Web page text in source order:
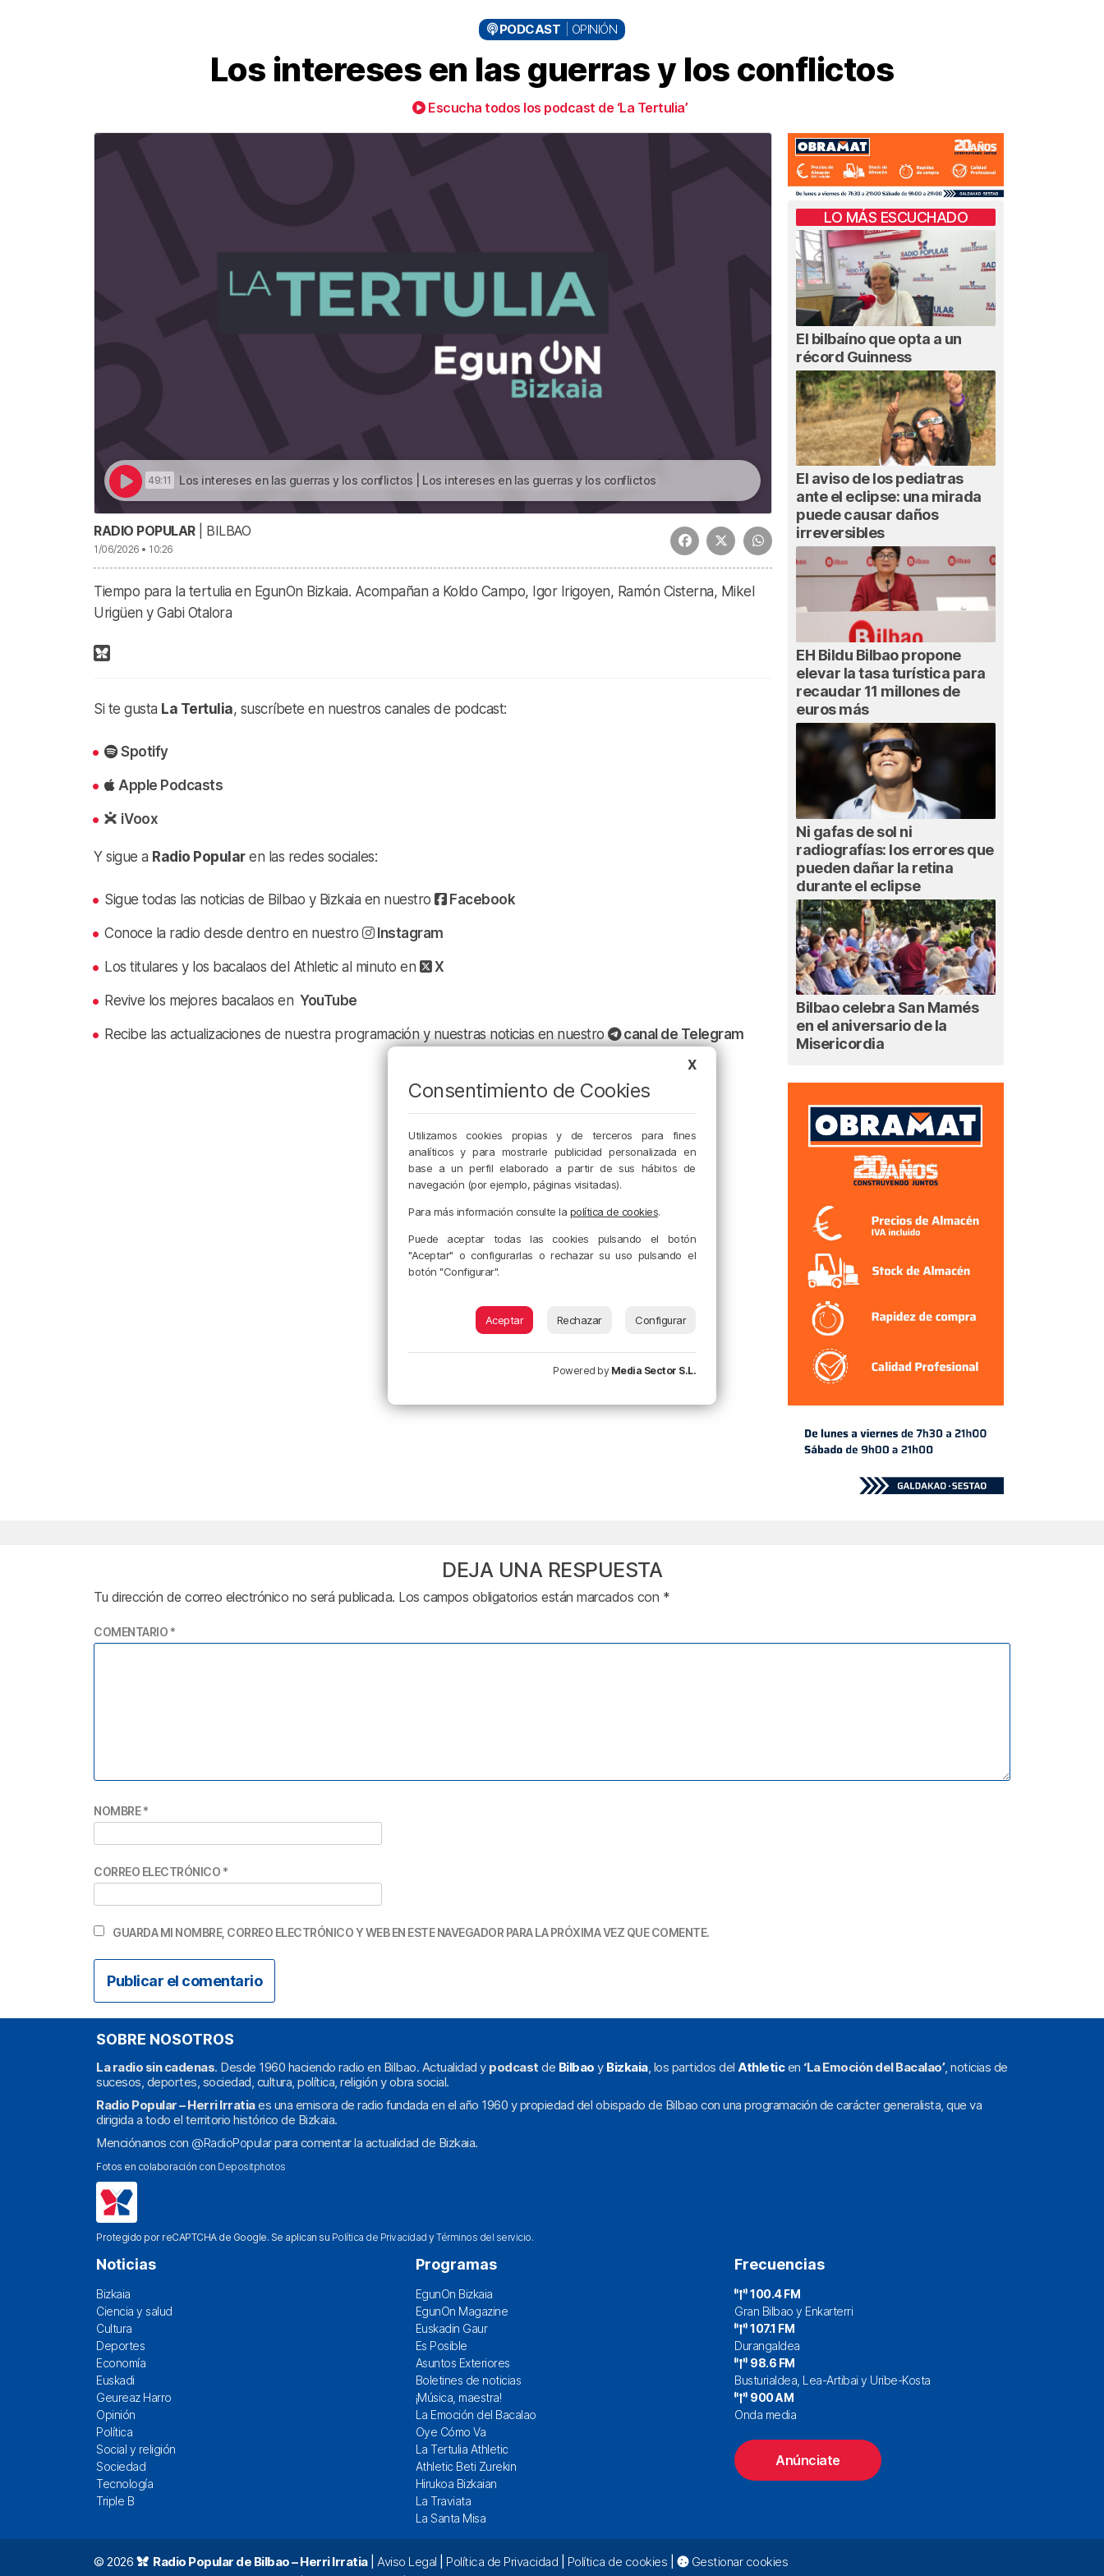
PODCAST OPINIÓN
Los intereses en las guerras y los conflictos
Escucha todos los podcast de ‘La Tertulia’
49:11 Los intereses en las guerras y los conflictos | Los intereses en las guerras y los conflictos
RADIO POPULAR| BILBAO
1/06/2026 • 10:26
Tiempo para la tertulia en EgunOn Bizkaia. Acompañan a Koldo Campo, Igor Irigoyen, Ramón Cisterna, Mikel
Urigüen y Gabi Otalora
Si te gusta La Tertulia, suscríbete en nuestros canales de podcast:
Spotify
Apple Podcasts
iVoox
Y sigue a Radio Popularen las redes sociales:
Sigue todas las noticias de Bilbao y Bizkaia en nuestro Facebook
Conoce la radio desde dentro en nuestro Instagram
Los titulares y los bacalaos del Athletic al minuto en X
Revive los mejores bacalaos en YouTube
Recibe las actualizaciones de nuestra programación y nuestras noticias en nuestro canal de Telegram
LO MÁS ESCUCHADO
El bilbaíno que opta a un
récord Guinness
El aviso de los pediatras
ante el eclipse: una mirada
puede causar daños
irreversibles
EH Bildu Bilbao propone
elevar la tasa turística para
recaudar 11 millones de
euros más
Ni gafas de sol ni
radiografías: los errores que
pueden dañar la retina
durante el eclipse
Bilbao celebra San Mamés
en el aniversario de la
Misericordia
DEJA UNA RESPUESTA
Tu dirección de correo electrónico no será publicada. Los campos obligatorios están marcados con *
COMENTARIO *
NOMBRE*
CORREO ELECTRÓNICO *
GUARDA MI NOMBRE, CORREO ELECTRÓNICO Y WEB EN ESTE NAVEGADOR PARA LA PRÓXIMA VEZ QUE COMENTE.
SOBRE NOSOTROS
La radio sin cadenas. Desde 1960 haciendo radio en Bilbao. Actualidad y podcast de Bilbao y Bizkaia, los partidos del Athleticen ‘La Emoción del Bacalao’, noticias de
sucesos, deportes, sociedad, cultura, política, religión y obra social.
Radio Popular – Herri Irratiaes una emisora de radio fundada en el año 1960 y propiedad del obispado de Bilbao con una programación de carácter generalista, que va
dirigida a todo el territorio histórico de Bizkaia.
Menciónanos con @RadioPopularpara comentar la actualidad de Bizkaia.
Fotos en colaboración con Depositphotos
Protegido por reCAPTCHA de Google. Se aplican su Política de Privacidad yTérminos del servicio.
Noticias
Bizkaia
Ciencia y salud
Cultura
Deportes
Economía
Euskadi
Geureaz Harro
Opinión
Política
Social y religión
Sociedad
Tecnología
Triple B
Programas
EgunOn Bizkaia
EgunOn Magazine
Euskadin Gaur
Es Posible
Asuntos Exteriores
Boletines de noticias
¡Música, maestra!
La Emoción del Bacalao
Oye Cómo Va
La Tertulia Athletic
Athletic Beti Zurekin
Hirukoa Bizkaian
La Traviata
La Santa Misa
Frecuencias
100.4 FM
Gran Bilbao y Enkarterri
107.1 FM
Durangaldea
98.6 FM
Busturialdea, Lea-Artibai y Uribe-Kosta
900 AM
Onda media
Anúnciate
© 2026 Radio Popular de Bilbao – Herri Irratia| Aviso Legal Política de Privacidad Política de cookies
Gestionar cookies
X
Consentimiento de Cookies
Utilizamos cookies propias y de terceros para fines
analíticos y para mostrarle publicidad personalizada en
base a un perfil elaborado a partir de sus hábitos de
navegación (por ejemplo, páginas visitadas).
Para más información consulte la política de cookies.
Puede aceptar todas las cookies pulsando el botón
"Aceptar" o configurarlas o rechazar su uso pulsando el
botón "Configurar".
Aceptar Rechazar Configurar
Powered by Media Sector S.L.